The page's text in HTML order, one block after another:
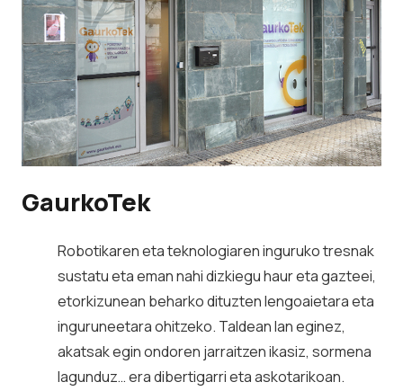
GaurkoTek
Robotikaren eta teknologiaren inguruko tresnak
sustatu eta eman nahi dizkiegu haur eta gazteei,
etorkizunean beharko dituzten lengoaietara eta
inguruneetara ohitzeko. Taldean lan eginez,
akatsak egin ondoren jarraitzen ikasiz, sormena
lagunduz… era dibertigarri eta askotarikoan.